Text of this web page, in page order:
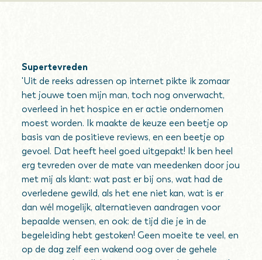
Supertevreden
'Uit de reeks adressen op internet pikte ik zomaar
het jouwe toen mijn man, toch nog onverwacht,
overleed in het hospice en er actie ondernomen
moest worden. Ik maakte de keuze een beetje op
basis van de positieve reviews, en een beetje op
gevoel. Dat heeft heel goed uitgepakt! Ik ben heel
erg tevreden over de mate van meedenken door jou
met mij als klant: wat past er bij ons, wat had de
overledene gewild, als het ene niet kan, wat is er
dan wél mogelijk, alternatieven aandragen voor
bepaalde wensen, en ook: de tijd die je in de
begeleiding hebt gestoken! Geen moeite te veel, en
op de dag zelf een wakend oog over de gehele